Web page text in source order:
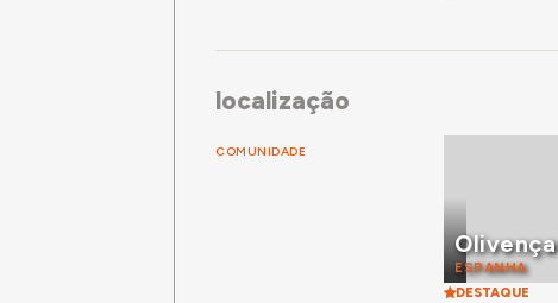
localização
COMUNIDADE
Olivença
ESPANHA
DESTAQUE